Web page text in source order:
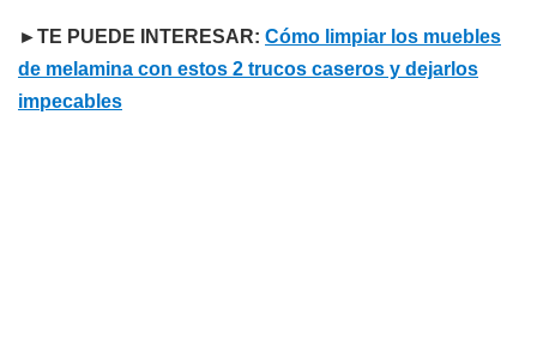
►TE PUEDE INTERESAR: Cómo limpiar los muebles
de melamina con estos 2 trucos caseros y dejarlos
impecables